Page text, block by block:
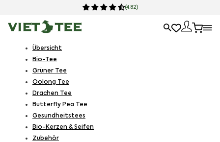
(4.82)
Übersicht
Bio-Tee
Grüner Tee
Oolong Tee
Drachen Tee
Butterfly Pea Tee
Gesundheitstees
Bio-Kerzen & Seifen
Zubehör